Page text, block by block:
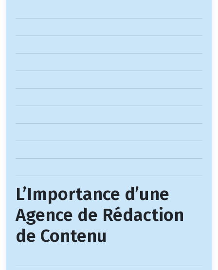
L’Importance d’une
Agence de Rédaction
de Contenu